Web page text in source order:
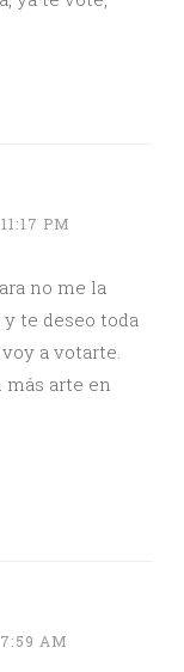
PM
no me la
te deseo toda
a votarte.
arte en
AM